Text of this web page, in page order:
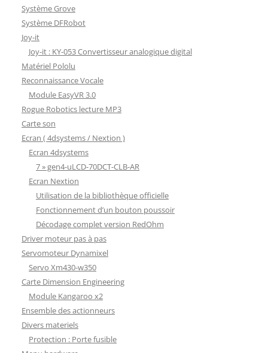
Système Grove
Système DFRobot
Joy-it
Joy-it : KY-053 Convertisseur analogique digital
Matériel Pololu
Reconnaissance Vocale
Module EasyVR 3.0
Rogue Robotics lecture MP3
Carte son
Ecran ( 4dsystems / Nextion )
Ecran 4dsystems
7 » gen4-uLCD-70DCT-CLB-AR
Ecran Nextion
Utilisation de la bibliothèque officielle
Fonctionnement d’un bouton poussoir
Décodage complet version RedOhm
Driver moteur pas à pas
Servomoteur Dynamixel
Servo Xm430-w350
Carte Dimension Engineering
Module Kangaroo x2
Ensemble des actionneurs
Divers materiels
Protection : Porte fusible